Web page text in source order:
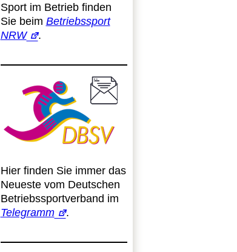
Sport im Betrieb finden
Sie beim Betriebssport
NRW
.
Hier finden Sie immer das
Neueste vom Deutschen
Betriebssportverband im
Telegramm
.